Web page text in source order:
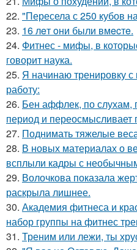
22. "Пересела с 250 кубов
23. 16 лeт oни были вмecтe.
24. Фитнес - мифы, в
говорит наука.
25. Я начинаю тренировку
работу:
26. Бен аффлек, по слухам,
период и
27. Поднимать тяжелые
28. В новых материалах о
всплыли кадры с
29. Волочкова показала
раскрыла лишнее.
30. Академия фитнеса и
набор группы на фитнес
31. Треним или лежи, ты